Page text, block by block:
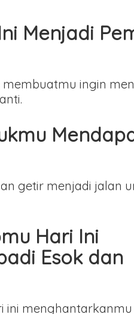
Menjadi
ingin
getir menjadi jalan
Hari Ini
Esok dan
ini menghantarkanmu